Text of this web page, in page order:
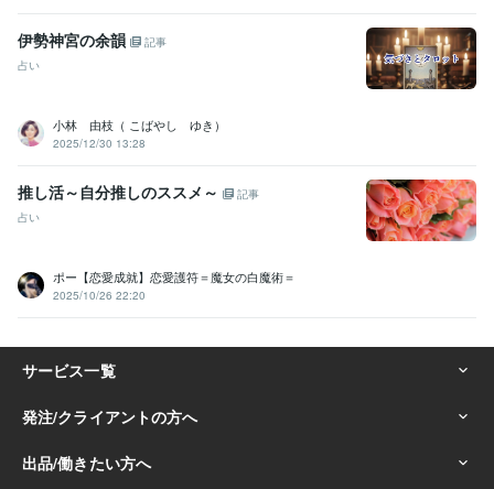
伊勢神宮の余韻
記事
占い
小林 由枝（ こばやし ゆき）
2025/12/30 13:28
推し活～自分推しのススメ～
記事
占い
ポー【恋愛成就】恋愛護符＝魔女の白魔術＝
2025/10/26 22:20